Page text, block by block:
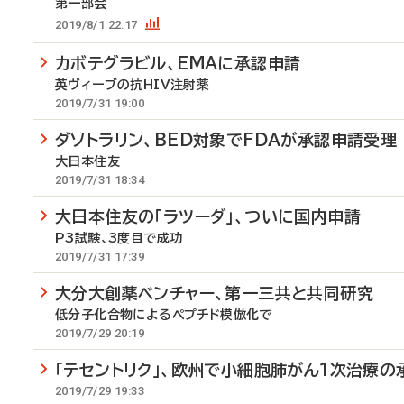
第一部会
2019/8/1 22:17
カボテグラビル、EMAに承認申請
英ヴィーブの抗HIV注射薬
2019/7/31 19:00
ダソトラリン、BED対象でFDAが承認申請受理
大日本住友
2019/7/31 18:34
大日本住友の「ラツーダ」、ついに国内申請
P3試験、3度目で成功
2019/7/31 17:39
大分大創薬ベンチャー、第一三共と共同研究
低分子化合物によるペプチド模倣化で
2019/7/29 20:19
「テセントリク」、欧州で小細胞肺がん1次治療
2019/7/29 19:33